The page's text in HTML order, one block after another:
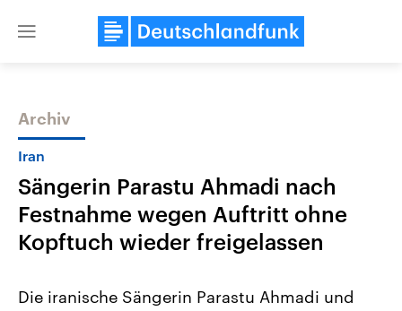
Close
Themen
Archiv
Iran
Sängerin Parastu Ahmadi nach
Festnahme wegen Auftritt ohne
Kopftuch wieder freigelassen
Die iranische Sängerin Parastu Ahmadi und